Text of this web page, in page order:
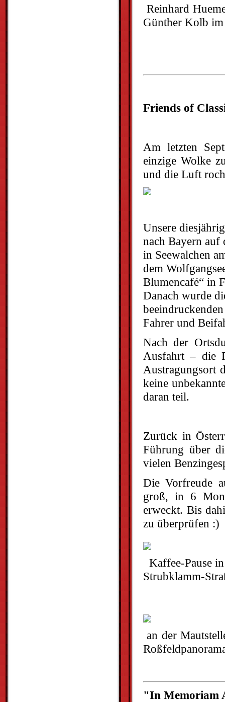
Reinhard
Günther Kolb
Friends of
Am letzten
einzige Wolke
und die Luft
Unsere
nach Bayern auf
in Seewalchen
dem
Blumencafé“ in
Danach wurde
Fahrer und
Nach der
Ausfahrt – die
Austragungsort
keine
daran teil.
Zurück in
Führung über
vielen
Die Vorfreude
groß, in 6
erweckt. Bis
zu überprüfen :)
Kaffee-
Strubklamm-
an der
"In Memoriam